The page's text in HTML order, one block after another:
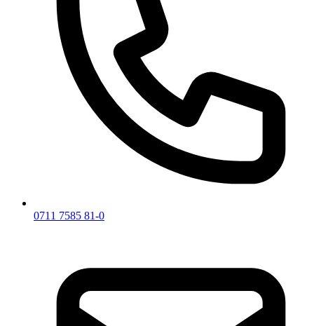
0711 7585 81-0